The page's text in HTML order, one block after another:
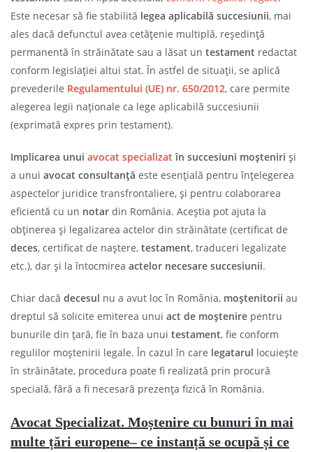
Este necesar să fie stabilită legea aplicabilă succesiunii, mai
ales dacă defunctul avea cetățenie multiplă, reședință
permanentă în străinătate sau a lăsat un testament redactat
conform legislației altui stat. În astfel de situații, se aplică
prevederile Regulamentului (UE) nr. 650/2012, care permite
alegerea legii naționale ca lege aplicabilă succesiunii
(exprimată expres prin testament).
Implicarea unui avocat specializat în succesiuni moșteniri și
a unui avocat consultanță este esențială pentru înțelegerea
aspectelor juridice transfrontaliere, și pentru colaborarea
eficientă cu un notar din România. Aceștia pot ajuta la
obținerea și legalizarea actelor din străinătate (certificat de
deces, certificat de naștere, testament, traduceri legalizate
etc.), dar și la întocmirea actelor necesare succesiunii.
Chiar dacă decesul nu a avut loc în România, moștenitorii au
dreptul să solicite emiterea unui act de moștenire pentru
bunurile din țară, fie în baza unui testament, fie conform
regulilor moștenirii legale. În cazul în care legatarul locuiește
în străinătate, procedura poate fi realizată prin procură
specială, fără a fi necesară prezența fizică în România.
Avocat Specializat. Moștenire cu bunuri în mai
multe țări europene– ce instanță se ocupă și ce